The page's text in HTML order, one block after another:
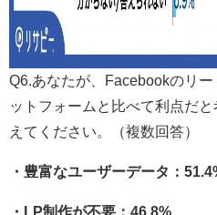
Q6.あなたが、Facebookのリ
ットフォームと比べて利点だ
えてください。（複数回答）
・豊富なユーザーデータ：